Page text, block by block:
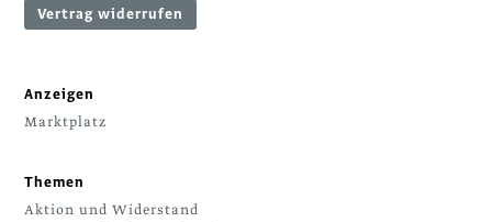
Vertrag widerrufen
Anzeigen
Marktplatz
Themen
Aktion und Widerstand